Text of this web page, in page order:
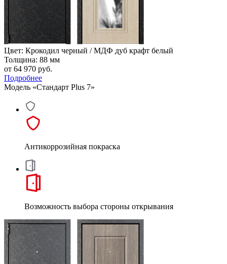
Цвет: Крокодил черный / МДФ дуб крафт белый
Толщина: 88 мм
от 64 970 руб.
Подробнее
Модель «Стандарт Plus 7»
Антикоррозийная покраска
Возможность выбора стороны открывания